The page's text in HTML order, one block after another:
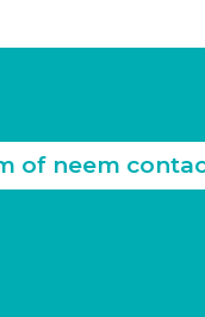
of neem